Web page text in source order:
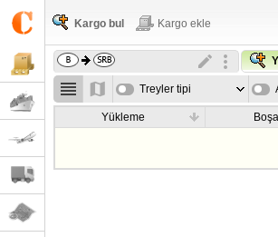
Kargo bul Kargo ekle
Treyler tipi
Yükleme